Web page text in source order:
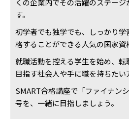
くの企業内でその活躍のステー
す。
初学者でも独学でも、しっかり
格することができる人気の国家資
就職活動を控える学生を始め、転
目指す社会人や手に職を持ちたい
SMART合格講座で「ファイナン
号を、一緒に目指しましょう。